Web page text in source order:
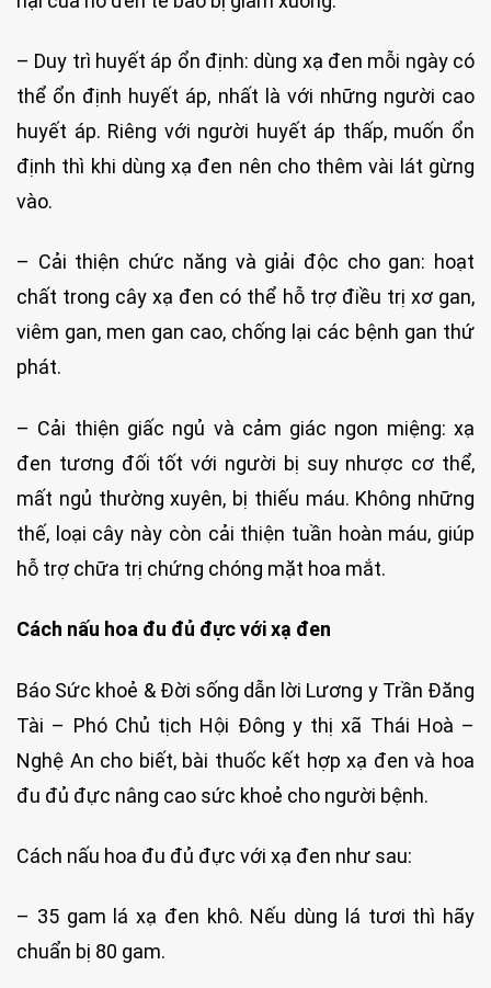
– Duy trì huyết áp ổn định: dùng xạ đen mỗi ngày có
thể ổn định huyết áp, nhất là với những người cao
huyết áp. Riêng với người huyết áp thấp, muốn ổn
định thì khi dùng xạ đen nên cho thêm vài lát gừng
vào.
– Cải thiện chức năng và giải độc cho gan: hoạt
chất trong cây xạ đen có thể hỗ trợ điều trị xơ gan,
viêm gan, men gan cao, chống lại các bệnh gan thứ
phát.
– Cải thiện giấc ngủ và cảm giác ngon miệng: xạ
đen tương đối tốt với người bị suy nhược cơ thể,
mất ngủ thường xuyên, bị thiếu máu. Không những
thế, loại cây này còn cải thiện tuần hoàn máu, giúp
hỗ trợ chữa trị chứng chóng mặt hoa mắt.
Cách nấu hoa đu đủ đực với xạ đen
Báo Sức khoẻ & Đời sống dẫn lời Lương y Trần Đăng
Tài – Phó Chủ tịch Hội Đông y thị xã Thái Hoà –
Nghệ An cho biết, bài thuốc kết hợp xạ đen và hoa
đu đủ đực nâng cao sức khoẻ cho người bệnh.
Cách nấu hoa đu đủ đực với xạ đen như sau:
– 35 gam lá xạ đen khô. Nếu dùng lá tươi thì hãy
chuẩn bị 80 gam.